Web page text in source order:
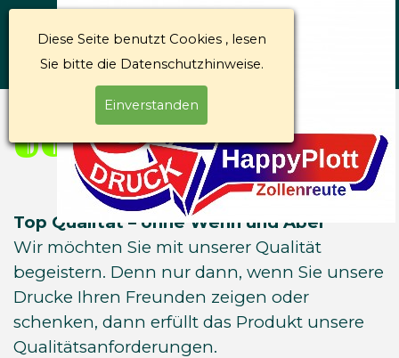
Über Uns
Top Qualität – ohne Wenn und Aber
Wir möchten Sie mit unserer Qualität
begeistern. Denn nur dann, wenn Sie unsere
Drucke Ihren Freunden zeigen oder
schenken, dann erfüllt das Produkt unsere
Qualitätsanforderungen.
Diese Seite benutzt Cookies , lesen
Sie bitte die Datenschutzhinweise.
Einverstanden